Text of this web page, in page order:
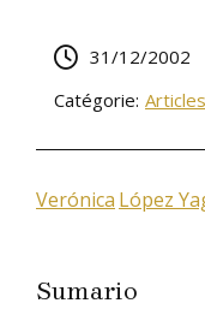
31/12/2002
Catégorie: Articles
Verónica López
Sumario